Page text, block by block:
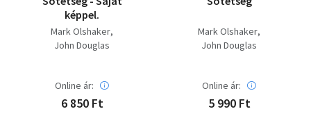
képpel.
Mark Olshaker
John Douglas
Online ár:
6 850 Ft
Mark Olshaker
John Douglas
Online ár:
5 990 Ft